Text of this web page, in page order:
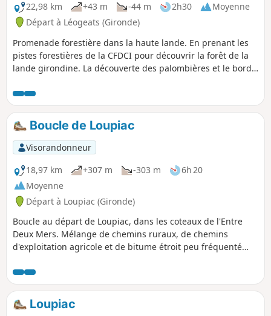
22,98 km
+43 m -44 m 2h30
Moyenne
Départ à Léogeats (Gironde)
Promenade forestière dans la haute lande. En prenant les
pistes forestières de la CFDCI pour découvrir la forêt de la
lande girondine. La découverte des palombières et le bord
Boucle de Loupiac
Visorandonneur
18,97 km
+307 m -303 m
6h 20
Moyenne
Départ à Loupiac (Gironde)
Boucle au départ de Loupiac, dans les coteaux de l'Entre
Deux Mers. Mélange de chemins ruraux, de chemins
d'exploitation agricole et de bitume étroit peu fréquenté
variés et changeants : vignes, prairies, bosquets,
environnement peu urbanisé. Terrain stable, montées et
descentes régulières et réparties sur tout le parcours.
Loupiac